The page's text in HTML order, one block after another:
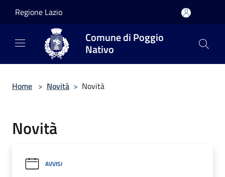
Regione Lazio
Comune di Poggio
Nativo
Home > Novità > Novità
Novità
AVVISI